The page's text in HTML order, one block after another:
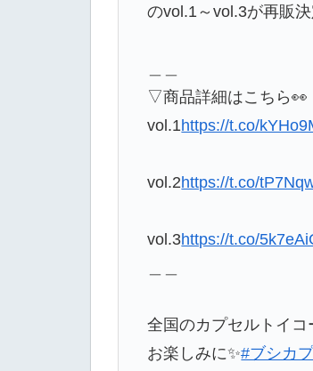
のvol.1～vol.3が再販決
▽商品詳細はこちら👀
vol.1https://t.co/
vol.2https://t.co/
vol.3https://t.co/
全国のカプセルトイコ
お楽しみに✨#ブシカ